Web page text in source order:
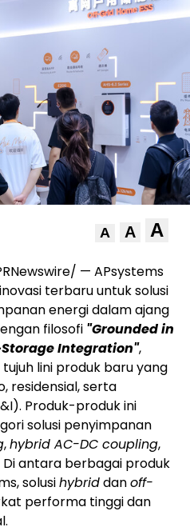
A A A
— APsystems
terbaru untuk solusi
energi dalam ajang
filosofi "Grounded in
Integration",
lini produk baru yang
residensial, serta
Produk-produk ini
solusi penyimpanan
,hybrid AC-DC coupling,
Di antara berbagai produk
solusihybriddanoff-
performa tinggi dan